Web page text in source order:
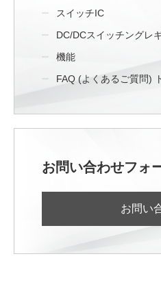
スイッチIC
DC/DCスイッチングレ
機能
FAQ (よくあるご質問)
お問い合わせフォ
お問い